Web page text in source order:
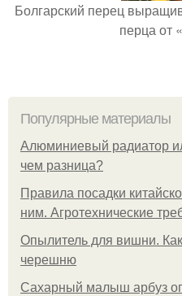
Болгарский перец
перца от
Популярные материалы
Алюминиевый радиатор
чем разница?
Правила посадки
ним. Агротехнические
Опылитель для вишни.
черешню
Сахарный малыш арбуз